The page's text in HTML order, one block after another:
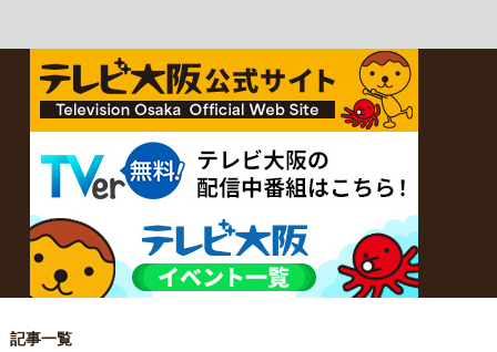
記事一覧